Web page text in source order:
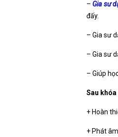
– Gia sư
đấy.
– Gia sư
– Gia sư
– Giúp
Sau khóa
+ Hoàn
+ Phát